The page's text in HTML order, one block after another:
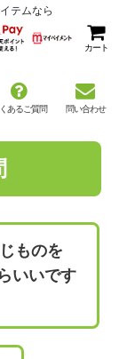
テムなら
カート
あるご質問 問い合わせ
ものを
いいです